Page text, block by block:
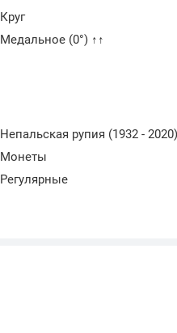
Круг
Медальное (0°) ↑↑
Непальская рупия (1932 - 2020)
Монеты
Регулярные